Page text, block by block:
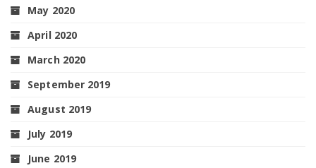
May 2020
April 2020
March 2020
September 2019
August 2019
July 2019
June 2019